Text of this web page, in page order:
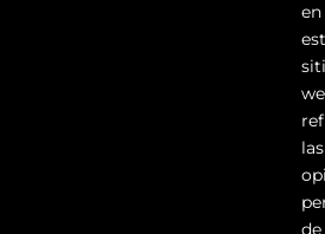
en
las